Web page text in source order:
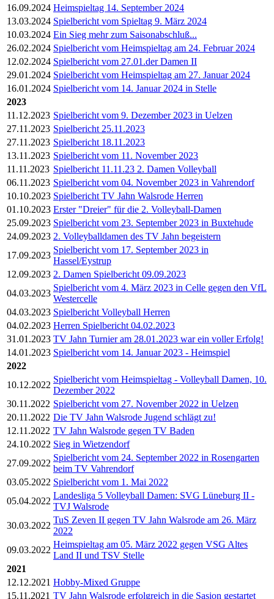
16.09.2024 Heimspieltag 14. September 2024
13.03.2024 Spielbericht vom Spieltag 9. März 2024
10.03.2024 Ein Sieg mehr zum Saisonabschluß...
26.02.2024 Spielbericht vom Heimspieltag am 24. Februar 2024
12.02.2024 Spielbericht vom 27.01.der Damen II
29.01.2024 Spielbericht vom Heimspieltag am 27. Januar 2024
16.01.2024 Spielbericht vom 14. Januar 2024 in Stelle
2023
11.12.2023 Spielbericht vom 9. Dezember 2023 in Uelzen
27.11.2023 Spielbericht 25.11.2023
27.11.2023 Spielbericht 18.11.2023
13.11.2023 Spielbericht vom 11. November 2023
11.11.2023 Spielbericht 11.11.23 2. Damen Volleyball
06.11.2023 Spielbericht vom 04. November 2023 in Vahrendorf
10.10.2023 Spielbericht TV Jahn Walsrode Herren
01.10.2023 Erster "Dreier" für die 2. Volleyball-Damen
25.09.2023 Spielbericht vom 23. September 2023 in Buxtehude
24.09.2023 2. Volleyballdamen des TV Jahn begeistern
17.09.2023
Spielbericht vom 17. September 2023 in
Hassel/Eystrup
12.09.2023 2. Damen Spielbericht 09.09.2023
04.03.2023
Spielbericht vom 4. März 2023 in Celle gegen den VfL
Westercelle
04.03.2023 Spielbericht Volleyball Herren
04.02.2023 Herren Spielbericht 04.02.2023
31.01.2023 TV Jahn Turnier am 28.01.2023 war ein voller Erfolg!
14.01.2023 Spielbericht vom 14. Januar 2023 - Heimspiel
2022
10.12.2022
Spielbericht vom Heimspieltag - Volleyball Damen, 10.
Dezember 2022
30.11.2022 Spielbericht vom 27. November 2022 in Uelzen
20.11.2022 Die TV Jahn Walsrode Jugend schlägt zu!
12.11.2022 TV Jahn Walsrode gegen TV Baden
24.10.2022 Sieg in Wietzendorf
27.09.2022
Spielbericht vom 24. September 2022 in Rosengarten
beim TV Vahrendorf
03.05.2022 Spielbericht vom 1. Mai 2022
05.04.2022
Landesliga 5 Volleyball Damen: SVG Lüneburg II -
TVJ Walsrode
30.03.2022
TuS Zeven II gegen TV Jahn Walsrode am 26. März
2022
09.03.2022
Heimspieltag am 05. März 2022 gegen VSG Altes
Land II und TSV Stelle
2021
12.12.2021 Hobby-Mixed Gruppe
15.11.2021 TV Jahn Walsrode erfolgreich in die Sasion gestartet